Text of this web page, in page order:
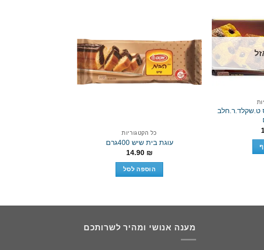
ט.שקלד.ר.חלב
Add to wishlist
כל הקטגוריות
עוגת בית שיש 400גרם
14.90 ₪
הוספה לסל
מענה אנושי ומהיר לשרותכם